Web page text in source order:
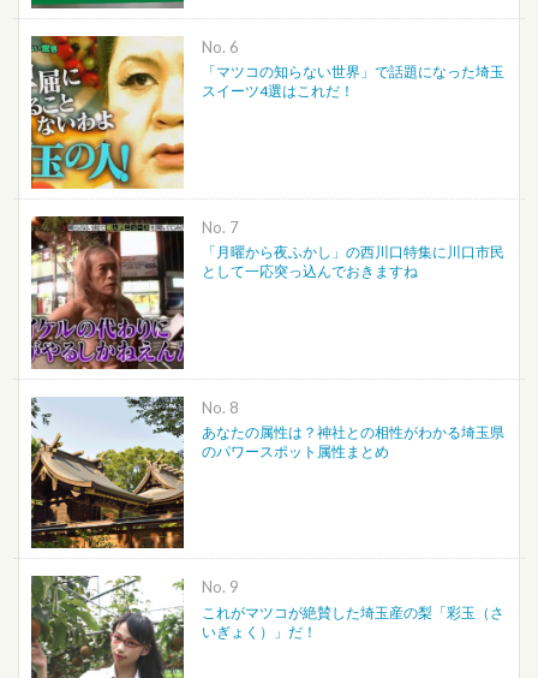
No.
「マツコの知らない世界」で話題になった埼玉
スイーツ4選はこれだ！
No.
「月曜から夜ふかし」の西川口特集に川口市民
として一応突っ込んでおきますね
No.
あなたの属性は？神社との相性がわかる埼玉県
のパワースポット属性まとめ
No.
これがマツコが絶賛した埼玉産の梨「彩玉（さ
いぎょく）」だ！